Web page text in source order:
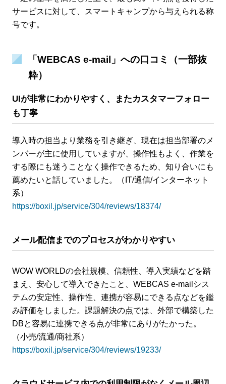
サービスに対して、スマートキャンプから与えられる称
号です。
「WEBCAS e-mail」への口コミ（一部抜
粋）
UIが非常にわかりやすく、またカスタマーフォロー
も丁寧
導入時の担当より業務を引き継ぎ、現在は担当部署のメ
ンバーが主に使用していますが、操作性もよく、作業を
する際にも迷うことなく操作できるため、知り合いにも
薦めたいと話していました。（IT/通信/インターネット
系）
https://boxil.jp/service/304/reviews/18374/
メール配信までのプロセスがわかりやすい
WOW WORLDの会社規模、信頼性、導入実績などを踏
まえ、安心して導入できたこと、WEBCAS e-mailシス
テムの安定性、操作性、連携が容易にできる点などを鑑
み評価をしました。課題解決の点では、外部で構築した
DBと容易に連携できる点が非常にありがたかった。
（小売/流通/商社系）
https://boxil.jp/service/304/reviews/19233/